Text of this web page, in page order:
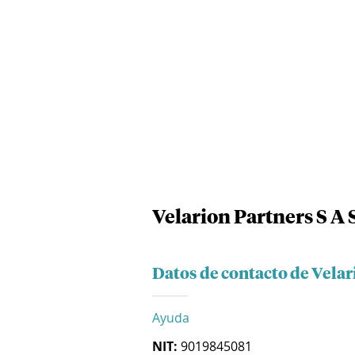
Velarion Partners S A
Datos de contacto de
Ayuda
NIT: 9019845081